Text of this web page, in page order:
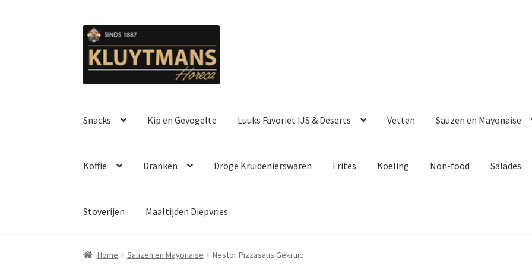
Ga
door
naar
Ga
naar
de
Snacks Kip en Gevogelte Luuks Favoriet IJS & Deserts Vetten Sauzen en Mayonaise
Koffie Dranken Droge Kruidenierswaren Frites Koeling Non-food Salades
Stoverijen Maaltijden Diepvries
Home Sauzen en Mayonaise Nestor Pizzasaus Gekruid